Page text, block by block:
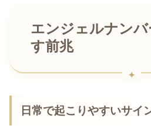
エンジェルナンバ
す前兆
日常で起こりやすいサイ